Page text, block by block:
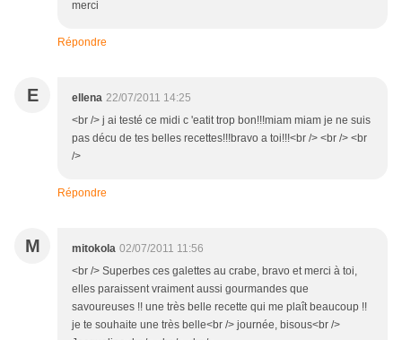
merci
Répondre
E ellena 22/07/2011 14:25
<br /> j ai testé ce midi c 'eatit trop bon!!!miam miam je ne suis
pas décu de tes belles recettes!!!bravo a toi!!!<br /> <br /> <br
/>
Répondre
M mitokola 02/07/2011 11:56
<br /> Superbes ces galettes au crabe, bravo et merci à toi,
elles paraissent vraiment aussi gourmandes que
savoureuses !! une très belle recette qui me plaît beaucoup !!
je te souhaite une très belle<br /> journée, bisous<br />